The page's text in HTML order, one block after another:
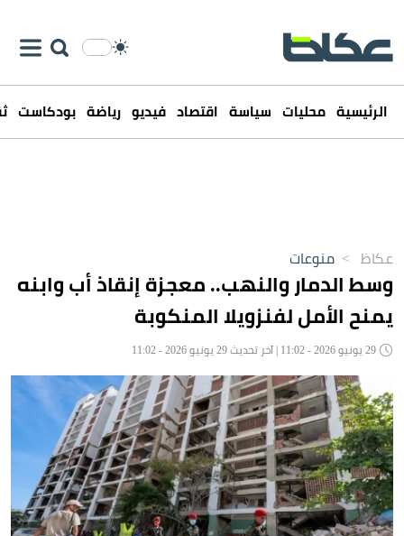
الرئيسية محليات سياسة اقتصاد فيديو رياضة بودكاست
عكاظ > منوعات
وسط الدمار والنهب.. معجزة إنقاذ أب وابنه
يمنح الأمل لفنزويلا المنكوبة